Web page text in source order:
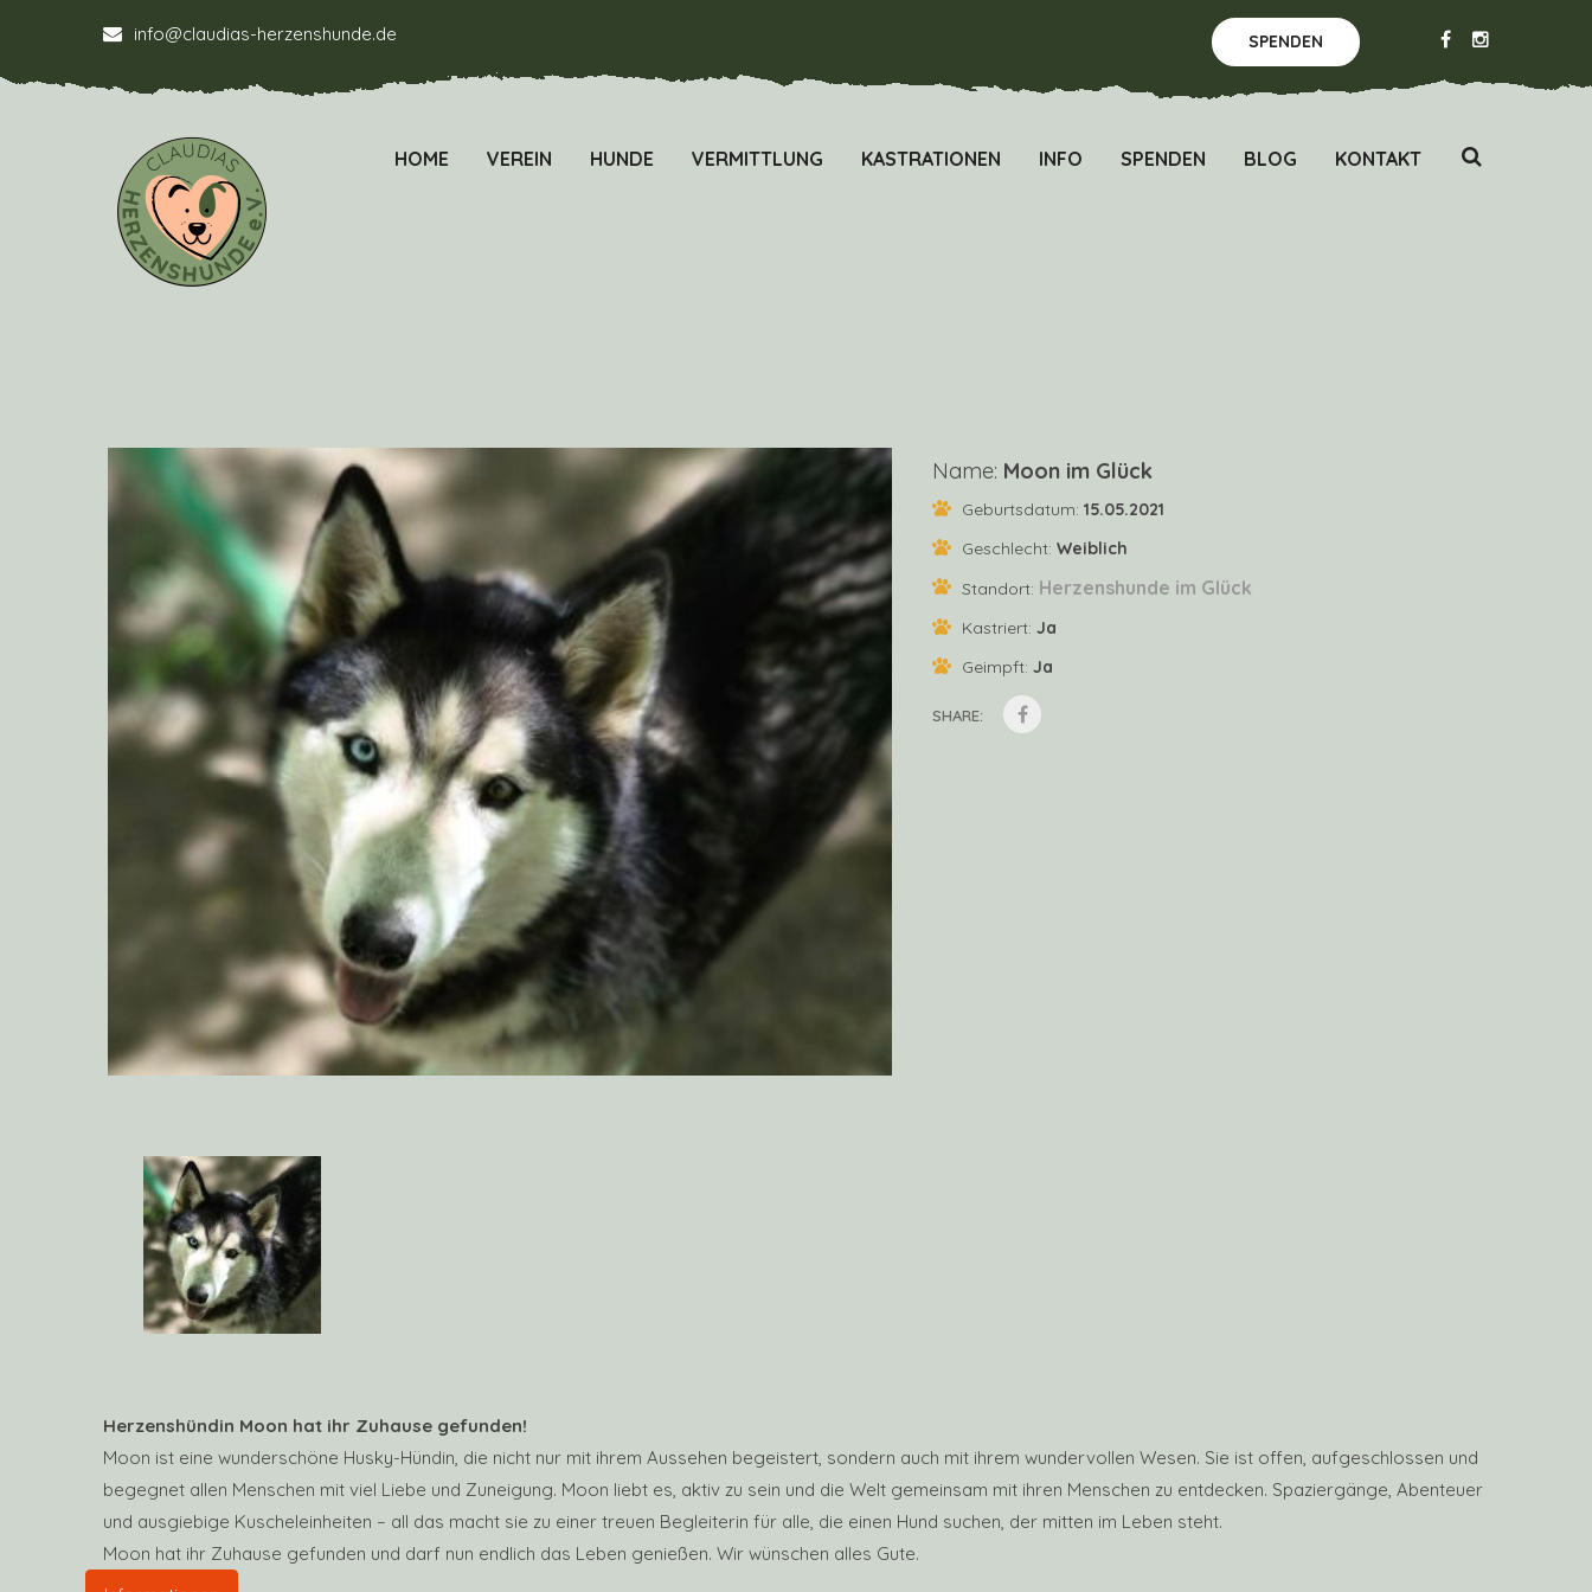
info@claudias-herzenshunde.de SPENDEN
HOME VEREIN HUNDE VERMITTLUNG KASTRATIONEN INFO SPENDEN BLOG KONTAKT
Name: Moon im Glück
Geburtsdatum: 15.05.2021
Geschlecht: Weiblich
Standort: Herzenshunde im Glück
Kastriert: Ja
Geimpft: Ja
SHARE:
Herzenshündin Moon hat ihr Zuhause gefunden!
Moon ist eine wunderschöne Husky-Hündin, die nicht nur mit ihrem Aussehen begeistert, sondern auch mit ihrem wundervollen Wesen. Sie ist offen, aufgeschlossen und
begegnet allen Menschen mit viel Liebe und Zuneigung. Moon liebt es, aktiv zu sein und die Welt gemeinsam mit ihren Menschen zu entdecken. Spaziergänge, Abenteuer
und ausgiebige Kuscheleinheiten – all das macht sie zu einer treuen Begleiterin für alle, die einen Hund suchen, der mitten im Leben steht.
Moon hat ihr Zuhause gefunden und darf nun endlich das Leben genießen. Wir wünschen alles Gute.